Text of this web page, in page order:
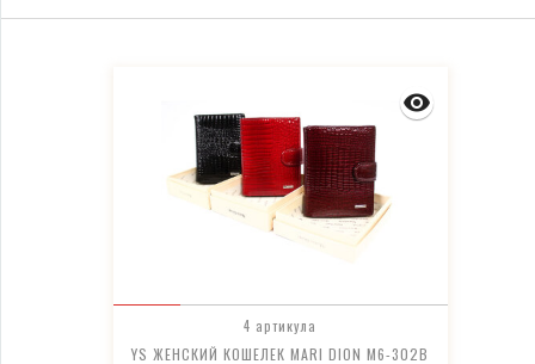
4 артикула
YS ЖЕНСКИЙ КОШЕЛЕК MARI DION M6-302B